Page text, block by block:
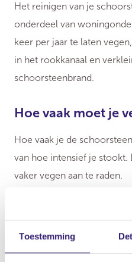
Toestemming
Het reinigen van je
onderdeel van
keer per jaar te laten
in het rookkanaal en
schoorsteenbrand.
Hoe vaak moet je
Hoe vaak je de
van hoe intensief je
vaker vegen aan te raden.
Steeds vaker wordt de
geveegd. Dit is sneller,